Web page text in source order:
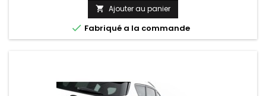
 Ajouter au panier
 Fabriqué a la commande